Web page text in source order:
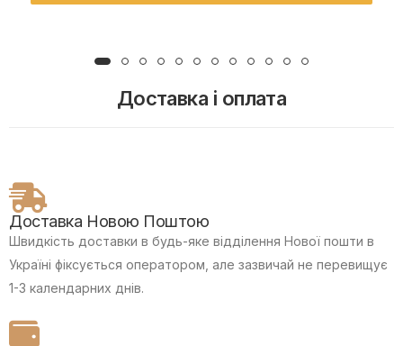
Доставка і оплата
Доставка Новою Поштою
Швидкість доставки в будь-яке відділення Нової пошти в
Україні фіксується оператором, але зазвичай не перевищує
1-3 календарних днів.